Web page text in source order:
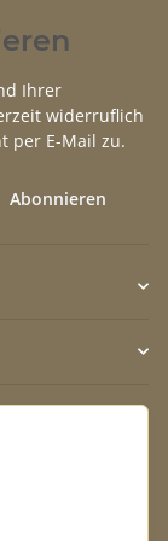
Ihrer
widerruflich
per E-Mail zu.
Abonnieren